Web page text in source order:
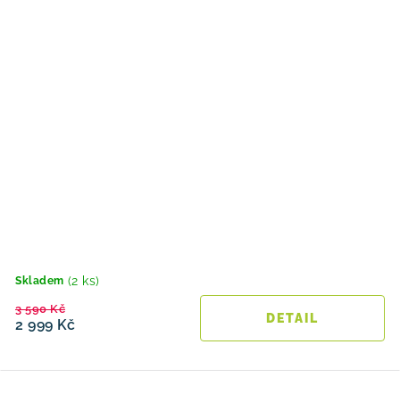
Skladem (2 ks)
2 999 Kč
3 590 Kč